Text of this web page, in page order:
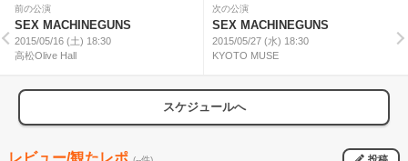
前の公演
SEX MACHINEGUNS
2015/05/16 (土) 18:30
高松Olive Hall
次の公演
SEX MACHINEGUNS
2015/05/27 (水) 18:30
KYOTO MUSE
スケジュールへ
レビュー/観たレポ